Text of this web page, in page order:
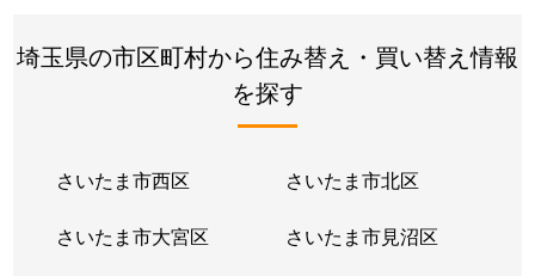
埼玉県の市区町村から住み替え・買い替え情報
を探す
さいたま市西区 さいたま市北区
さいたま市大宮区 さいたま市見沼区